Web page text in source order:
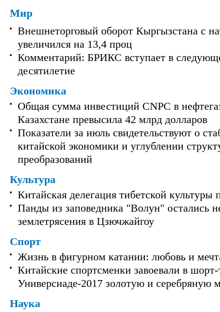
Мир
Внешнеторговый оборот Кыргызстана с
увеличился на 13,4 проц
Комментарий: БРИКС вступает в
десятилетие
Экономика
Общая сумма инвестиций CNPC в
Казахстане превысила 42 млрд долларов
Показатели за июль свидетельствуют о
китайской экономики и углублении
преобразований
Культура
Китайская делегация тибетской культуры
Панды из заповедника "Волун" остались
землетрясения в Цзючжайгоу
Спорт
Жизнь в фигурном катании: любовь и
Китайские спортсменки завоевали в шорт-
Универсиаде-2017 золотую и серебряную
Наука